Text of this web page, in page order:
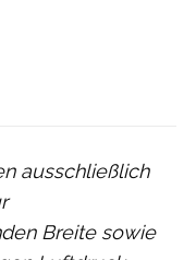
ausschließlich
Breite sowie